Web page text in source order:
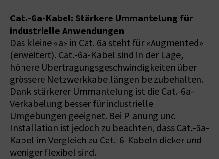
Cat.-6a-Kabel: Stärkere Ummantelung für
industrielle Anwendungen
Das kleine «a» in Cat. 6a steht für «Augmented»
(erweitert). Cat.-6a-Kabel sind in der Lage,
höhere Übertragungsgeschwindigkeiten über
grössere Netzwerkkabellängen beizubehalten.
Dank stärkerer Ummantelung ist die Cat.-6a-
Verkabelung besser für industrielle
Umgebungen geeignet. Bei Planung und
Installation ist jedoch zu beachten, dass Cat.-6a-
Kabel im Vergleich zu Cat.-6-Kabeln dicker und
weniger flexibel sind.